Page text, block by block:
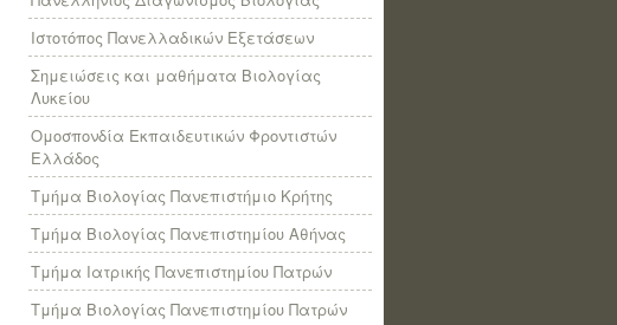
Ιστοτόπος Πανελλαδικών Εξετάσεων
Σημειώσεις και μαθήματα Βιολογίας
Λυκείου
Ομοσπονδία Εκπαιδευτικών Φροντιστών
Ελλάδος
Τμήμα Βιολογίας Πανεπιστήμιο Κρήτης
Τμήμα Βιολογίας Πανεπιστημίου Αθήνας
Τμήμα Ιατρικής Πανεπιστημίου Πατρών
Τμήμα Βιολογίας Πανεπιστημίου Πατρών